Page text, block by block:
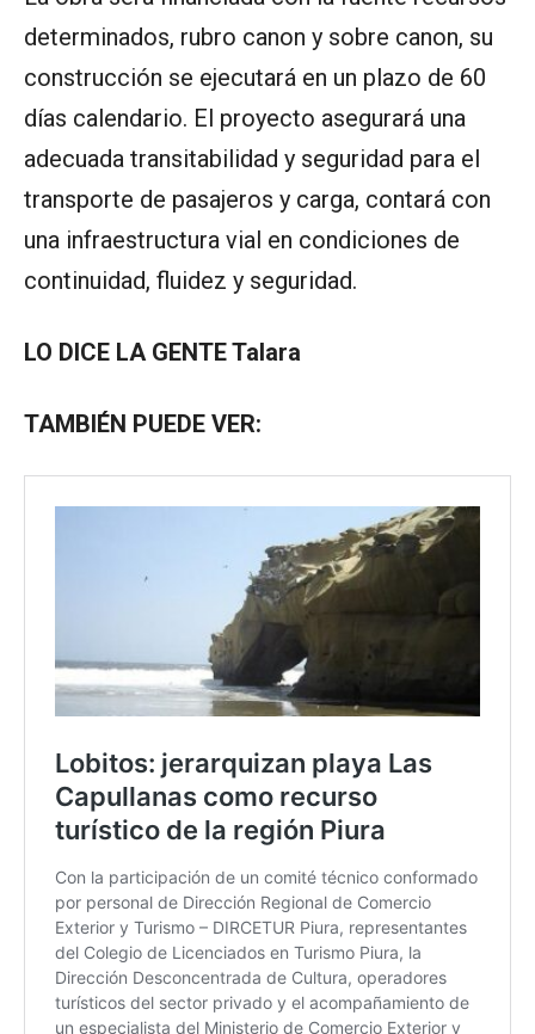
determinados, rubro canon y sobre canon, su
construcción se ejecutará en un plazo de 60
días calendario. El proyecto asegurará una
adecuada transitabilidad y seguridad para el
transporte de pasajeros y carga, contará con
una infraestructura vial en condiciones de
continuidad, fluidez y seguridad.
LO DICE LA GENTE Talara
TAMBIÉN PUEDE VER: